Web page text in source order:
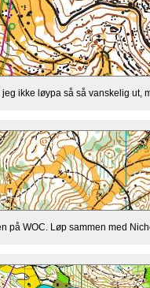
ikke løypa så så vanskelig ut,
på WOC. Løp sammen med